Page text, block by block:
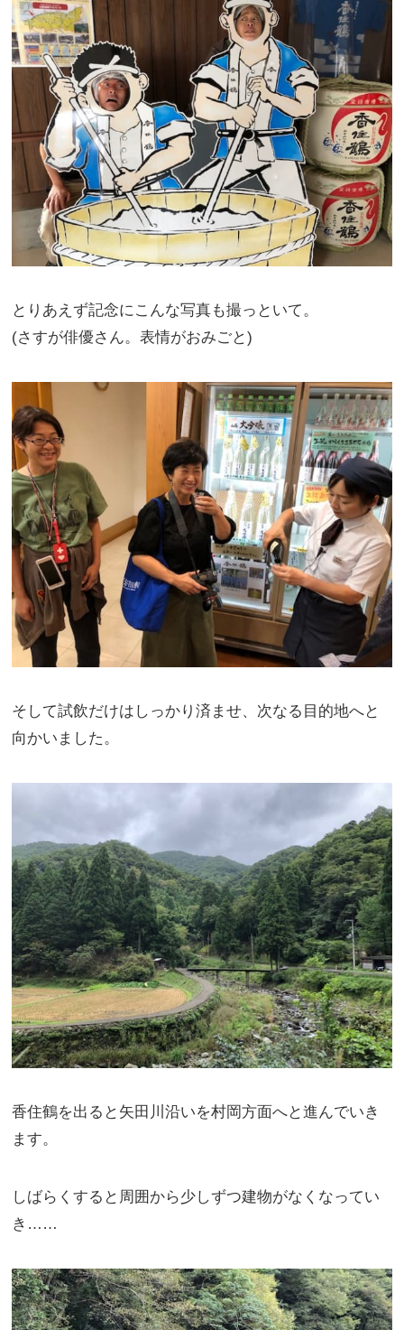
とりあえず記念にこんな写真も撮っといて。
(さすが俳優さん。表情がおみごと)
そして試飲だけはしっかり済ませ、次なる目的地へと
向かいました。
香住鶴を出ると矢田川沿いを村岡方面へと進んでいき
ます。
しばらくすると周囲から少しずつ建物がなくなってい
き……